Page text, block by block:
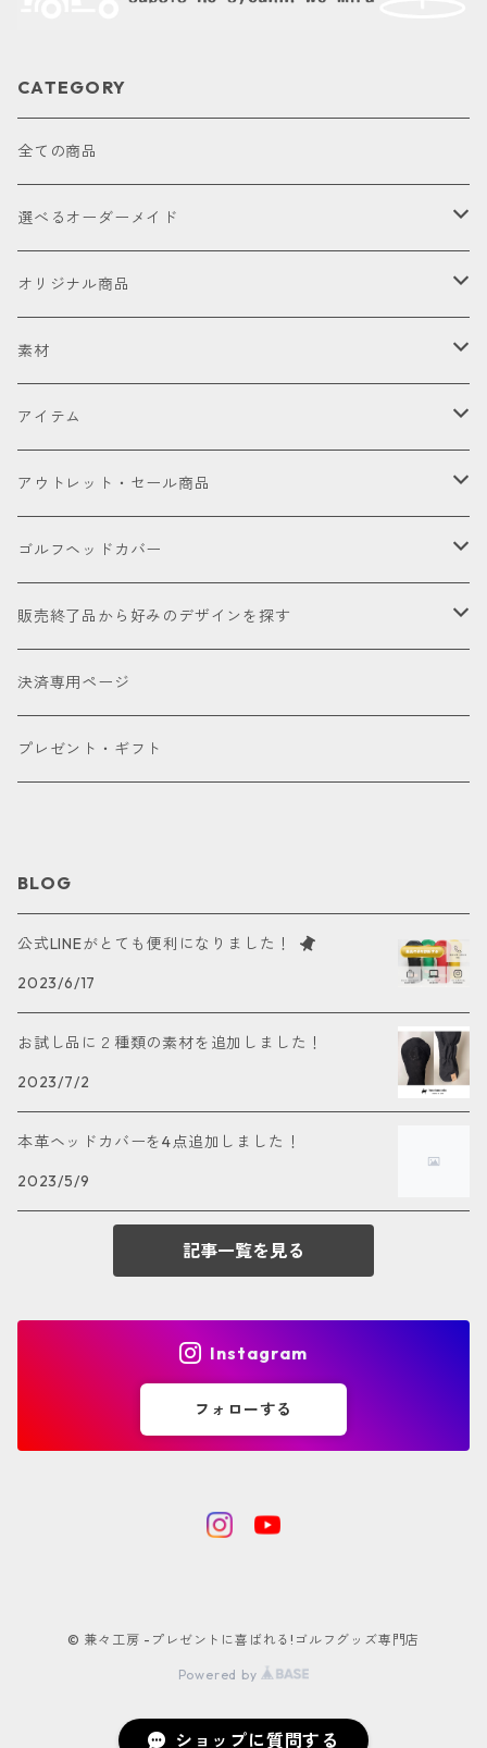
CATEGORY
全ての商品
選べるオーダーメイド
お試し
オリジナル商品
セット販売品
ドライバー
フェアウェイウッド
ユーティリティー
パター
素材
皮革（本革・合成）
国内製高級本革
海外製高級本革
国産織物
金華山（ジャガードパイル）
帆布
アイテム
ゴルフヘッドカバー
ドライバー
ミニドライバー
ゴルフクラブ
ウェッジ
パター
アクセサリー
パターカバーキャッチャー
ネームタグ
ボールケース
グリーンマーカー
ティーホルダー
ケアグッズ
アウトレット・セール商品
アウトレット商品
セール品会場
ゴルフヘッドカバー
お試し
販売終了品から好みのデザインを探す
色で探す
ブラック
オレンジ
ピンク
グリーン
イエロー
種類で探す
ユーティリティー用
決済専用ページ
プレゼント・ギフト
BLOG
公式LINEがとても便利になりました！
2023/6/17
お試し品に２種類の素材を追加しました！
2023/7/2
本革ヘッドカバーを4点追加しました！
2023/5/9
記事一覧を見る
Instagram
フォローする
© 兼々工房 -プレゼントに喜ばれる!ゴルフグッズ専門店
Powered by
ショップに質問する